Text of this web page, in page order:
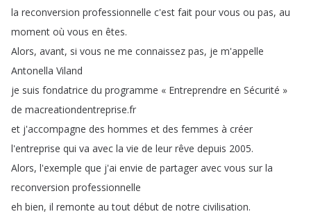
la reconversion professionnelle c'est fait pour vous ou pas, au
moment où vous en êtes.
Alors, avant, si vous ne me connaissez pas, je m'appelle
Antonella Viland
je suis fondatrice du programme « Entreprendre en Sécurité »
de macreationdentreprise.fr
et j'accompagne des hommes et des femmes à créer
l'entreprise qui va avec la vie de leur rêve depuis 2005.
Alors, l'exemple que j'ai envie de partager avec vous sur la
reconversion professionnelle
eh bien, il remonte au tout début de notre civilisation.